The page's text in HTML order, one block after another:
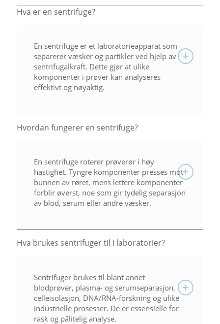
Hva er en sentrifuge?
En sentrifuge er et laboratorieapparat som
separerer væsker og partikler ved hjelp av
sentrifugalkraft. Dette gjør at ulike
komponenter i prøver kan analyseres
effektivt og nøyaktig.
Hvordan fungerer en sentrifuge?
En sentrifuge roterer prøverør i høy
hastighet. Tyngre komponenter presses mot
bunnen av røret, mens lettere komponenter
forblir øverst, noe som gir tydelig separasjon
av blod, serum eller andre væsker.
Hva brukes sentrifuger til i laboratorier?
Sentrifuger brukes til blant annet
blodprøver, plasma- og serumseparasjon,
celleisolasjon, DNA/RNA-forskning og ulike
industrielle prosesser. De er essensielle for
rask og pålitelig analyse.